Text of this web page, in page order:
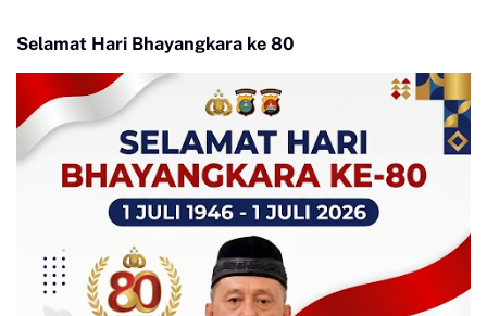
Selamat Hari Bhayangkara ke 80